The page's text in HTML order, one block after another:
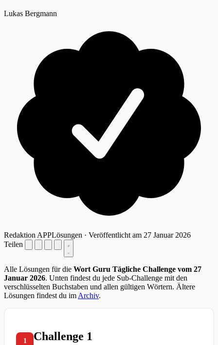
Lukas Bergmann
Redaktion APPLösungen · Veröffentlicht am 27 Januar 2026
Teilen
Alle Lösungen für die Wort Guru Tägliche Challenge vom 27
Januar 2026. Unten findest du jede Sub-Challenge mit den
verschlüsselten Buchstaben und allen gültigen Wörtern. Ältere
Lösungen findest du imArchiv.
1 Challenge 1